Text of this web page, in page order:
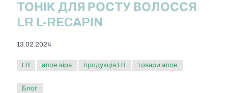
ТОНІК ДЛЯ РОСТУ ВОЛОССЯ
LR L-RECAPIN
13.02.2024
LR алое віра продукція LR товари алое
Блог